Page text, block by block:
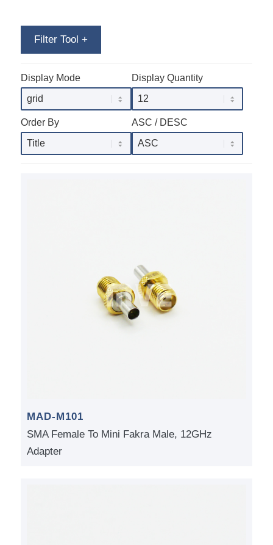
Filter Tool +
Display Mode Display Quantity
Order By ASC / DESC
MAD-M101
SMA Female To Mini Fakra Male, 12GHz
Adapter